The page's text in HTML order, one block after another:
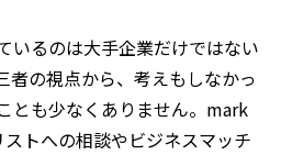
いるのは大手企業だけではない
者の視点から、考えもしなかっ
とも少なくありません。mark
トへの相談やビジネスマッチ